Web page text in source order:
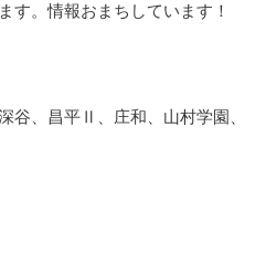
す。情報おまちしています！
谷、昌平Ⅱ、庄和、山村学園、